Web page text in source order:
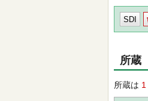
SDI
所蔵
所蔵は 1